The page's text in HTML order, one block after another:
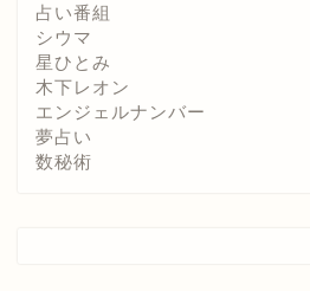
占い番組
シウマ
星ひとみ
木下レオン
エンジェルナンバー
夢占い
数秘術